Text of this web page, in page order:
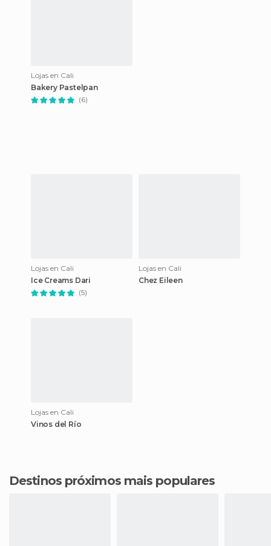
Lojas en Cali
Bakery Pastelpan
(6)
Lojas en Cali
Ice Creams Dari
(5)
Lojas en Cali
Chez Eileen
Lojas en Cali
Vinos del Río
Destinos próximos mais populares